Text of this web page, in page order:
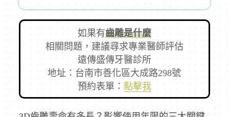
如果有齒雕是什麼
相關問題，建議尋求專業醫師評估
遠傳盛傳牙醫診所
地址：台南市善化區大成路298號
預約表單： 點擊我